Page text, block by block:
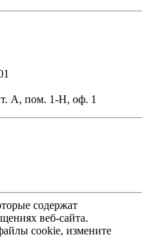
А, пом. 1-Н, оф. 1
содержат
веб-сайта.
cookie, измените